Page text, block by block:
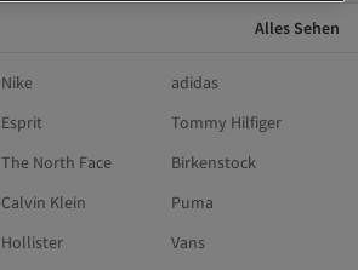
Alles Sehen
Nike
adidas
Esprit
Tommy Hilfiger
The North Face
Birkenstock
Calvin Klein
Puma
Hollister
Vans